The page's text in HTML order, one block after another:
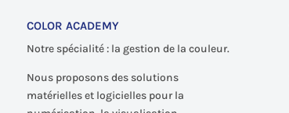
COLOR ACADEMY
Notre spécialité : la gestion de la couleur.
Nous proposons des solutions
matérielles et logicielles pour la